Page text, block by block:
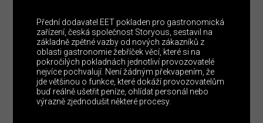
Přední dodavatel EET pokladen pro gastronomická
zařízení, česká společnost Storyous, sestavil na
základně zpětné vazby od nových zákazníků z
oblasti gastronomie žebříček věcí, které si na
pokročilých pokladnách jednotliví provozovatelé
nejvíce pochvalují. Není žádným překvapením, že
jde většinou o funkce, které dokáží provozovatelům
buď reálně ušetřit peníze, ohlídat personál nebo
výrazně zjednodušit některé procesy.